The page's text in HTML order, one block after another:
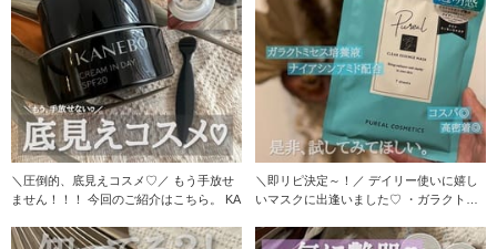
＼圧倒的、底見えコスメ♡／ もう手放せ
ません！！！ 今回のご紹介はこちら。 KA
＼即リピ決定～！／ デイリー使いに嬉し
いマスクに出逢いました♡ ・ガラクトミ